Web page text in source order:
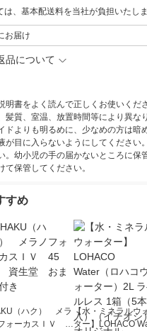
、基本配送料を当社が負担いたしま
お届け
品について
明書をよく読んで正しくお使いくだ
髪質、室温、放置時間等により異な
ドよりも明るめに、少なめの方は暗
が目に入らないようにしてください
。幼小児の手の届かないところに保
保管してください。
すめ
（ハク） メラ
ォーカスＩＶ 4
【水・ミネラルウ
ター】LOHACO